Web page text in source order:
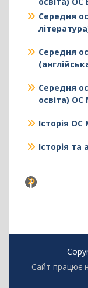
Середня
Середня
Середня
освіта) ОС
Історія ОС
Історія
Facebook
Сайт працює